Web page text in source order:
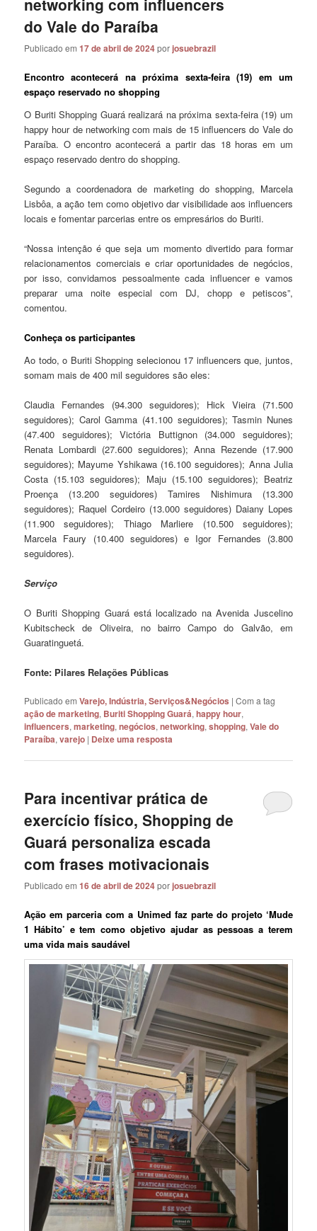
do Vale do Paraíba
Publicado em17 de abril de 2024porjosuebrazil
Encontro acontecerá na próxima sexta-feira (19) em um
espaço reservado no shopping
O Buriti Shopping Guará realizará na próxima sexta-feira (19) um
happy hour de networking com mais de 15 influencers do Vale do
Paraíba. O encontro acontecerá a partir das 18 horas em um
espaço reservado dentro do shopping.
Segundo a coordenadora de marketing do shopping, Marcela
Lisbôa, a ação tem como objetivo dar visibilidade aos influencers
locais e fomentar parcerias entre os empresários do Buriti.
“Nossa intenção é que seja um momento divertido para formar
relacionamentos comerciais e criar oportunidades de negócios,
por isso, convidamos pessoalmente cada influencer e vamos
preparar uma noite especial com DJ, chopp e petiscos”,
comentou.
Conheça os participantes
Ao todo, o Buriti Shopping selecionou 17 influencers que, juntos,
somam mais de 400 mil seguidores são eles:
Claudia Fernandes (94.300 seguidores); Hick Vieira (71.500
seguidores); Carol Gamma (41.100 seguidores); Tasmin Nunes
(47.400 seguidores); Victória Buttignon (34.000 seguidores);
Renata Lombardi (27.600 seguidores); Anna Rezende (17.900
seguidores); Mayume Yshikawa (16.100 seguidores); Anna Julia
Costa (15.103 seguidores); Maju (15.100 seguidores); Beatriz
Proença (13.200 seguidores) Tamires Nishimura (13.300
seguidores); Raquel Cordeiro (13.000 seguidores) Daiany Lopes
(11.900 seguidores); Thiago Marliere (10.500 seguidores);
Marcela Faury (10.400 seguidores) e Igor Fernandes (3.800
seguidores).
Serviço
O Buriti Shopping Guará está localizado na Avenida Juscelino
Kubitscheck de Oliveira, no bairro Campo do Galvão, em
Guaratinguetá.
Fonte: Pilares Relações Públicas
Publicado em Varejo, Indústria, Serviços&Negócios |Com a tag
ação de marketing, Buriti Shopping Guará,happy hour,
influencers,marketing,negócios,networking,shopping,Vale do
Paraíba,varejo | Deixe uma resposta
Para incentivar prática de
exercício físico, Shopping de
Guará personaliza escada
com frases motivacionais
Publicado em16 de abril de 2024porjosuebrazil
Ação em parceria com a Unimed faz parte do projeto ‘Mude
1 Hábito’ e tem como objetivo ajudar as pessoas a terem
uma vida mais saudável